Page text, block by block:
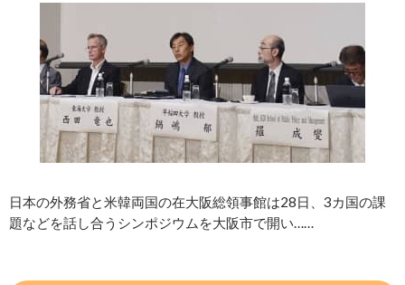
日本の外務省と米韓両国の在大阪総領事館は28日、3カ国の課
題などを話し合うシンポジウムを大阪市で開い……